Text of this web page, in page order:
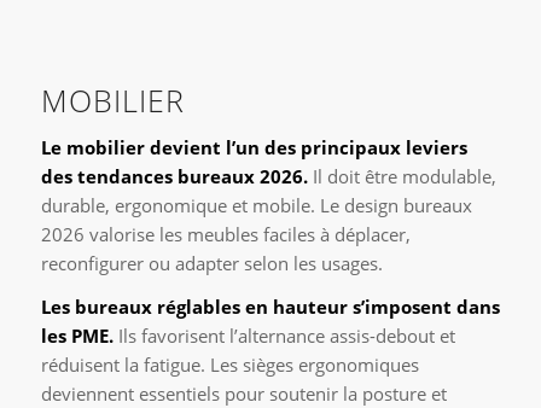
MOBILIER
Le mobilier devient l’un des principaux leviers
des tendances bureaux 2026.Il doit être modulable,
durable, ergonomique et mobile. Le design bureaux
2026 valorise les meubles faciles à déplacer,
reconfigurer ou adapter selon les usages.
Les bureaux réglables en hauteur s’imposent dans
les PME.Ils favorisent l’alternance assis-debout et
réduisent la fatigue. Les sièges ergonomiques
deviennent essentiels pour soutenir la posture et